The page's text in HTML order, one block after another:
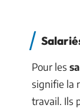
Pour les
signifie la
travail. Ils